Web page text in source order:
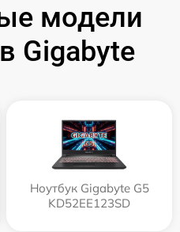
модели
Gigabyte
Ноутбук Gigabyte G5
KD52EE123SD